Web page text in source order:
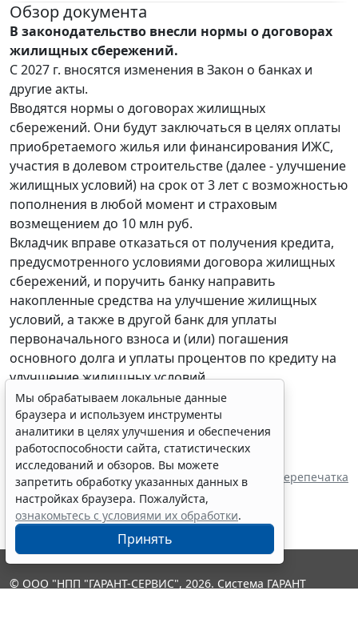
Обзор документа
В законодательство внесли нормы о договорах
жилищных сбережений.
С 2027 г. вносятся изменения в Закон о банках и
другие акты.
Вводятся нормы о договорах жилищных
сбережений. Они будут заключаться в целях оплаты
приобретаемого жилья или финансирования ИЖС,
участия в долевом строительстве (далее - улучшение
жилищных условий) на срок от 3 лет с возможностью
пополнения в любой момент и страховым
возмещением до 10 млн руб.
Вкладчик вправе отказаться от получения кредита,
предусмотренного условиями договора жилищных
сбережений, и поручить банку направить
накопленные средства на улучшение жилищных
условий, а также в другой банк для уплаты
первоначального взноса и (или) погашения
основного долга и уплаты процентов по кредиту на
улучшение жилищных условий.
Показать все материалы
Перепечатка
Мы обрабатываем локальные данные
браузера и используем инструменты
аналитики в целях улучшения и обеспечения
работоспособности сайта, статистических
исследований и обзоров. Вы можете
запретить обработку указанных данных в
настройках браузера. Пожалуйста,
ознакомьтесь с условиями их обработки.
Принять
© ООО "НПП "ГАРАНТ-СЕРВИС", 2026. Система ГАРАНТ